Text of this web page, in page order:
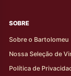
SOBRE
Sobre o Bartolomeu
Nossa Seleção de
Política de